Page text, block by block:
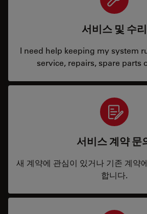
서비스 및 수리
I need help keeping my system
service, repairs, spare parts
서비스 계약 문
새 계약에 관심이 있거나 기존 계약
합니다.